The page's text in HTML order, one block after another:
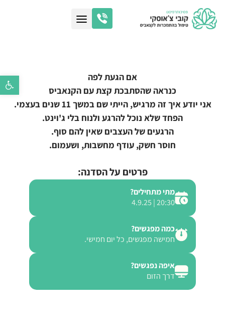
פתח
אם הגעת לפה
כנראה שהסתבכת קצת עם הקנאביס
אני יודע איך זה מרגיש, הייתי שם במשך 11 שנים בעצמי.
הפחד שלא נוכל להרגע ולנוח בלי ג'וינט.
הרגעים של העצבים שאין להם סוף.
חוסר חשק, עודף מחשבות, ושעמום.
פרטים על הסדנה:
מתי מתחילים?
20:30 | 4.9.25
כמה מפגשים?
חמישה מפגשים, כל יום חמישי.
איפה נפגשים?
דרך הזום